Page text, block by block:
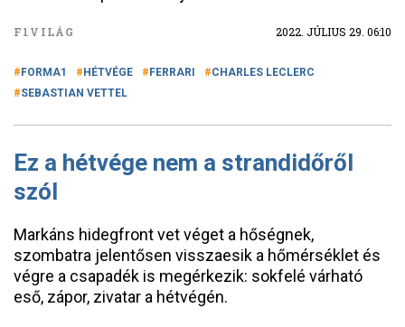
F1VILÁG 2022. JÚLIUS 29. 06:10
FORMA1 HÉTVÉGE FERRARI
CHARLES LECLERC
SEBASTIAN VETTEL
Ez a hétvége nem a strandidőről
szól
Markáns hidegfront vet véget a hőségnek,
szombatra jelentősen visszaesik a hőmérséklet és
végre a csapadék is megérkezik: sokfelé várható
eső, zápor, zivatar a hétvégén.